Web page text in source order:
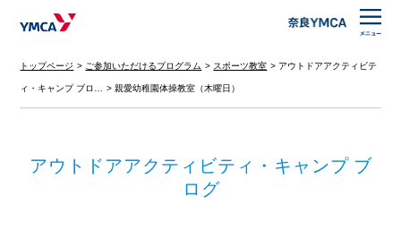
トップページ ご参加いただけるプログラム スポーツ教室 アウトドアアクティビテ
ィ・キャンプ ブロ… 親愛幼稚園体操教室（木曜日）
アウトドアアクティビティ・キャンプ ブ
ログ